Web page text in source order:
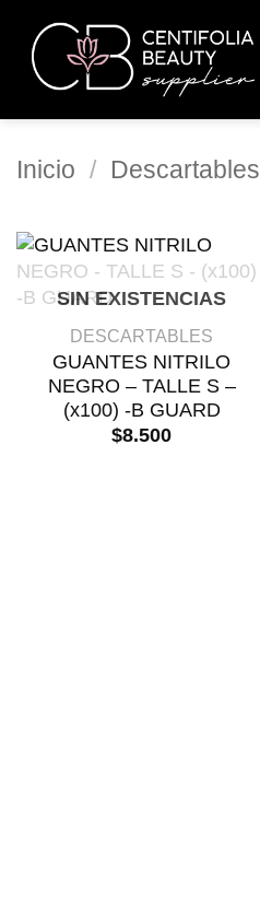
contenido
Inicio / Descartables
SIN EXISTENCIAS
DESCARTABLES
GUANTES NITRILO
NEGRO – TALLE S –
(x100) -B GUARD
$8.500